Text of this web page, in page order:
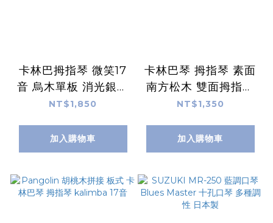
卡林巴拇指琴 微笑17
音 烏木單板 消光銀鋼
片組 附台灣製軟盒
NT$1,850
加入購物車
卡林巴琴 拇指琴 素面
南方松木 雙面拇指琴
板式 34音 Kalimba
NT$1,350
加入購物車